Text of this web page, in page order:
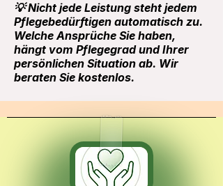
💡 Nicht jede Leistung steht jedem
Pflegebedürftigen automatisch zu.
Welche Ansprüche Sie haben,
hängt vom Pflegegrad und Ihrer
persönlichen Situation ab. Wir
beraten Sie kostenlos.